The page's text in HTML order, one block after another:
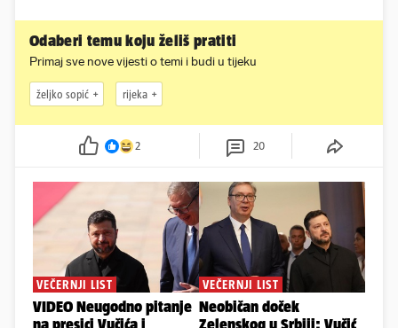
Odaberi temu koju želiš pratiti
Primaj sve nove vijesti o temi i budi u tijeku
željko sopić rijeka
2 20